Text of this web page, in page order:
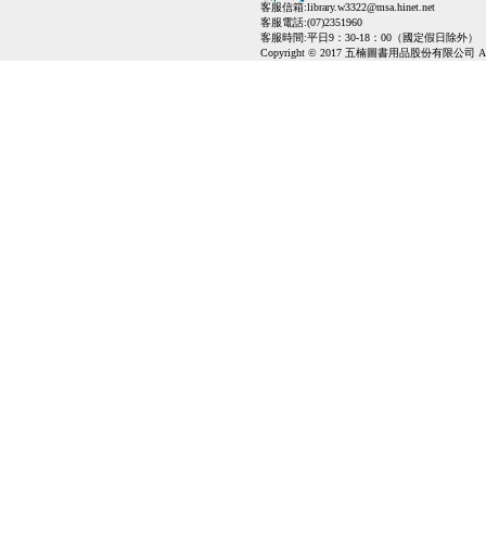
客服信箱:library.w3322@msa.hinet.net
客服電話:(07)2351960
客服時間:平日9：30-18：00（國定假日除外）
Copyright © 2017 五楠圖書用品股份有限公司